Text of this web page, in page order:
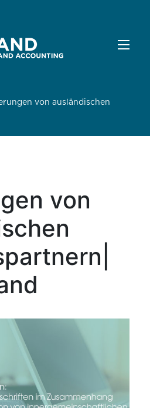
von ausländischen
von